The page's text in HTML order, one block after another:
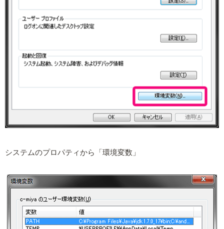
システムのプロパティから「環境変数」